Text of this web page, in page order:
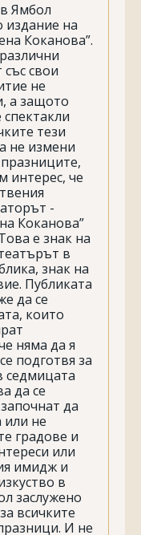
Ямбол
издание на
Коканова”.
свои
не
а защото
тези
не измени
интерес, че
-
Коканова”
е знак на
в
знак на
Публиката
да се
които
няма да я
подготвя за
седмицата
да се
да
или не
градове и
или
имидж и
в
заслужено
всичките
И не